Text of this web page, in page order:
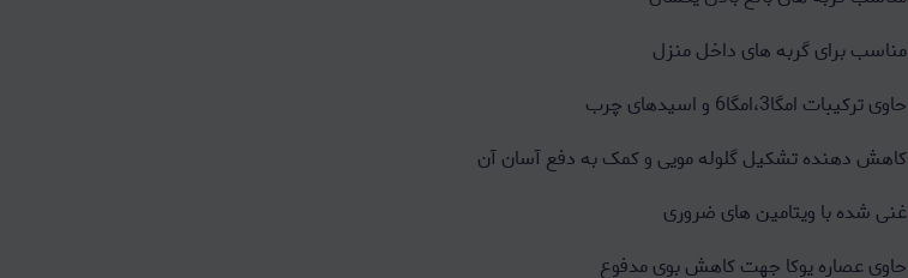
مناسب برای گربه های داخل منزل
حاوی ترکیبات امگا3،امگا6 و اسیدهای چرب
کاهش دهنده تشکیل گلوله مویی و کمک به دفع آسان آن
غنی شده با ویتامین های ضروری
حاوی عصاره یوکا جهت کاهش بوی مدفوع